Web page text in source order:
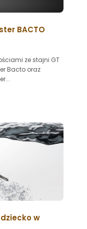
BACTO
ze stajni GT
Bacto oraz
w